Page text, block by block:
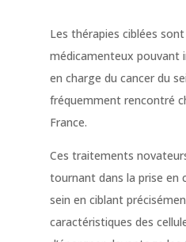
Les thérapies ciblées
médicamenteux pouvant
en charge du cancer du
fréquemment rencontré
France.
Ces traitements
tournant dans la prise en
sein en ciblant
caractéristiques des